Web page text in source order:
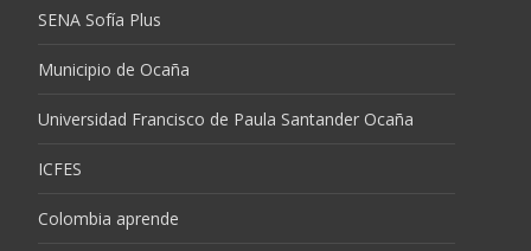
SENA Sofía Plus
Municipio de Ocaña
Universidad Francisco de Paula Santander Ocaña
ICFES
Colombia aprende